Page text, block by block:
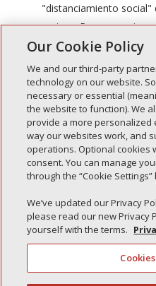
"distanciamiento social"
metros. Por su propia
siga también estas
Línea
Política de
Our Cookie Policy
We and our third-party
technology on our website.
necessary or essential
the website to function). We
provide a more personalized
way our websites work, and
operations. Optional cookies
consent. You can manage
through the “Cookie Settings”
We’ve updated our Privacy
please read our new Privacy
yourself with the terms.